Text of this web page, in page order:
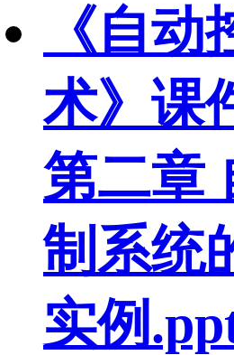
《自
术》
第二章
制系统
实例